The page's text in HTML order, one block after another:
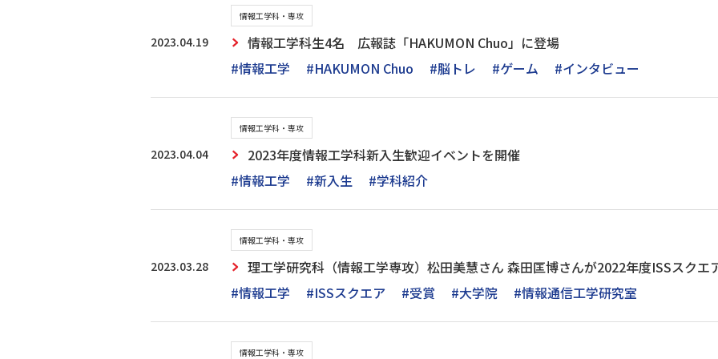
2023.04.19
情報工学科・専攻
情報工学科生4名 広報誌「HAKUMON Chuo」に登場
#情報工学
#HAKUMON Chuo #脳トレ #ゲーム #インタビュー
2023.04.04
情報工学科・専攻
2023年度情報工学科新入生歓迎イベントを開催
#情報工学
#新入生 #学科紹介
2023.03.28
情報工学科・専攻
理工学研究科（情報工学専攻）松田美慧さん 森田匡博さんが2022年度ISSスクエ
#情報工学
#ISSスクエア #受賞 #大学院 #情報通信工学研究室
情報工学科・専攻